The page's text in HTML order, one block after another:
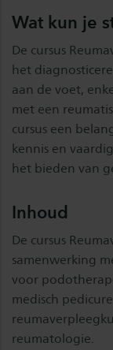
Wat kun je
De cursus
het
aan de voet,
met een
cursus een
kennis en
het bieden van
Inhoud
De cursus
samenwerking
voor
medisch
reumatologie.